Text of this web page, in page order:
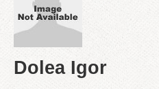
Dolea Igor